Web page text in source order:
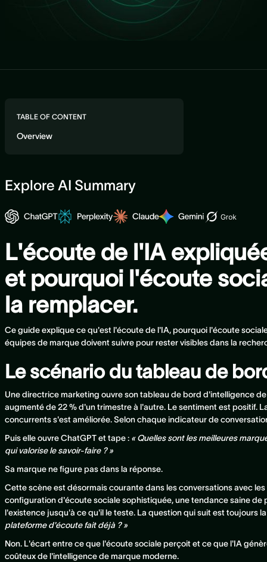
TABLE OF CONTENT
Overview
Explore AI Summary
L'écoute de l'IA
et pourquoi l'écoute
la remplacer.
Ce guide explique ce qu'est l'écoute de l'IA, pourquoi l'écoute
équipes de marque doivent suivre pour rester visibles dans la
Le scénario du tableau de
Une directrice marketing ouvre son tableau de bord d'intelligence
augmenté de 22 % d'un trimestre à l'autre. Le sentiment est positif.
concurrents s'est améliorée. Selon chaque indicateur de
Puis elle ouvre ChatGPT et tape : « Quelles sont les meilleures
qui valorise le savoir-faire ? »
Sa marque ne figure pas dans la réponse.
Cette scène est désormais courante dans les conversations avec
configuration d'écoute sociale sophistiquée, une tendance saine de
l'existence jusqu'à ce qu'il le teste. La question qui suit est toujours
plateforme d'écoute fait déjà ? »
Non. L'écart entre ce que l'écoute sociale perçoit et ce que l'IA
coûteux de l'intelligence de marque moderne.